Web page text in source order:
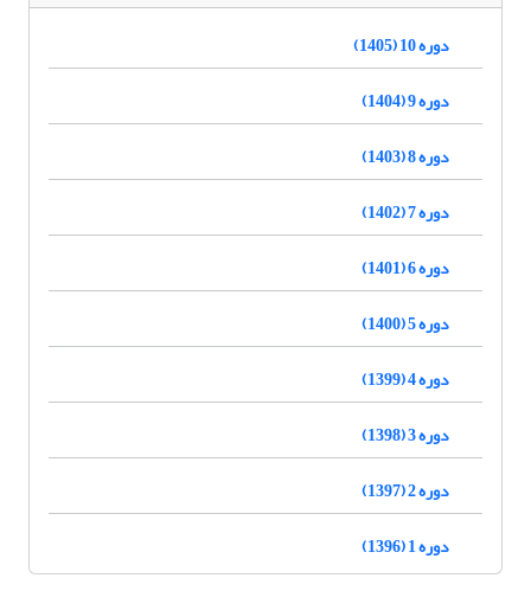
دوره 10 (1405)
دوره 9 (1404)
دوره 8 (1403)
دوره 7 (1402)
دوره 6 (1401)
دوره 5 (1400)
دوره 4 (1399)
دوره 3 (1398)
دوره 2 (1397)
دوره 1 (1396)